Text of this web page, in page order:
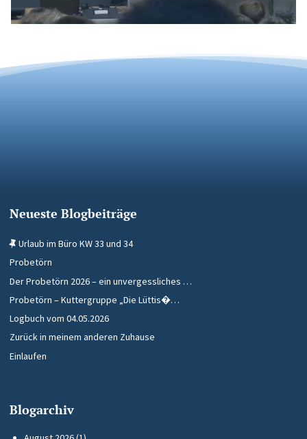
Neueste Blogbeiträge
Urlaub im Büro KW 33 und 34
Probetörn
Der Probetörn 2026 – ein unvergessliches …
Probetörn – Kuttergruppe „Die Lüttis�…
Logbuch vom 04.05.2026
Zurück in meinem anderen Zuhause
Einlaufen
Blogarchiv